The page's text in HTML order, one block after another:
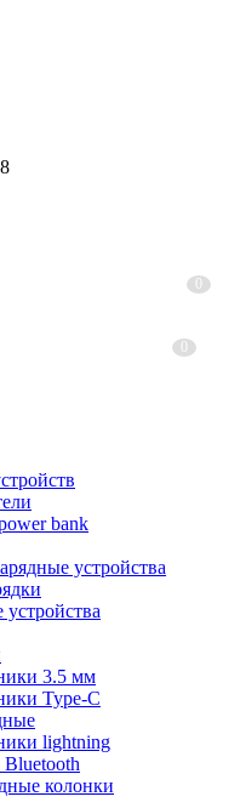
bank
устройства
3.5 мм
Type-C
lightning
колонки